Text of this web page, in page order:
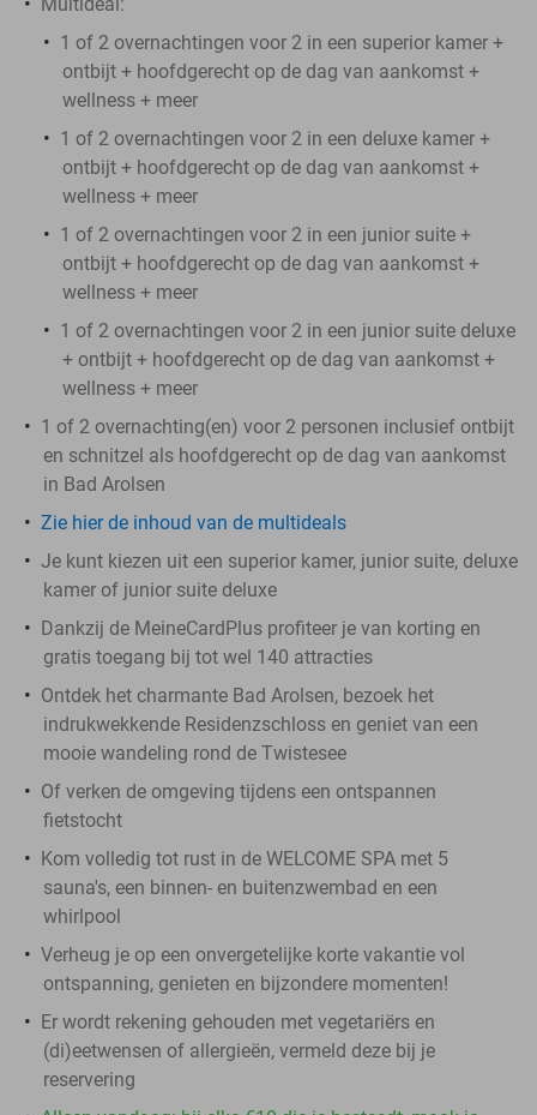
1 of 2 overnachtingen voor 2 in een superior kamer +
ontbijt + hoofdgerecht op de dag van aankomst +
wellness + meer
1 of 2 overnachtingen voor 2 in een deluxe kamer +
ontbijt + hoofdgerecht op de dag van aankomst +
wellness + meer
1 of 2 overnachtingen voor 2 in een junior suite +
ontbijt + hoofdgerecht op de dag van aankomst +
wellness + meer
1 of 2 overnachtingen voor 2 in een junior suite deluxe
+ ontbijt + hoofdgerecht op de dag van aankomst +
wellness + meer
1 of 2 overnachting(en) voor 2 personen inclusief ontbijt
en schnitzel als hoofdgerecht op de dag van aankomst
in Bad Arolsen
Zie hier de inhoud van de multideals
Je kunt kiezen uit een superior kamer, junior suite, deluxe
kamer of junior suite deluxe
Dankzij de MeineCardPlus profiteer je van korting en
gratis toegang bij tot wel 140 attracties
Ontdek het charmante Bad Arolsen, bezoek het
indrukwekkende Residenzschloss en geniet van een
mooie wandeling rond de Twistesee
Of verken de omgeving tijdens een ontspannen
fietstocht
Kom volledig tot rust in de WELCOME SPA met 5
sauna's, een binnen- en buitenzwembad en een
whirlpool
Verheug je op een onvergetelijke korte vakantie vol
ontspanning, genieten en bijzondere momenten!
Er wordt rekening gehouden met vegetariërs en
(di)eetwensen of allergieën, vermeld deze bij je
reservering